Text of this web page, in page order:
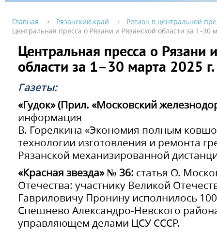
Главная Рязанский край
Регион в центральной
Центральная пресса о Рязани и Рязанской области за 1–30
Центральная пресса о Рязани
области за 1–30 марта 2025 г.
Газеты:
«Гудок» (Прил. «Московский
информация
В. Горелкина «Экономия полным
технологии изготовления и ремонта
Рязанской механизированной
«Красная звезда» № 36: статья О.
Отечества: участнику Великой
Гавриловичу Пронину исполнилось
Спешнево Александро-Невского
управляющем делами ЦСУ СССР.